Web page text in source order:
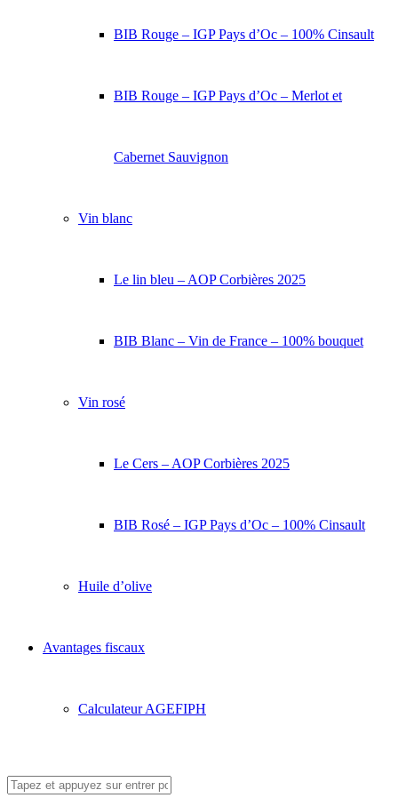
BIB Rouge – IGP Pays d’Oc – 100% Cinsault
BIB Rouge – IGP Pays d’Oc – Merlot et
Cabernet Sauvignon
Vin blanc
Le lin bleu – AOP Corbières 2025
BIB Blanc – Vin de France – 100% bouquet
Vin rosé
Le Cers – AOP Corbières 2025
BIB Rosé – IGP Pays d’Oc – 100% Cinsault
Huile d’olive
Avantages fiscaux
Calculateur AGEFIPH